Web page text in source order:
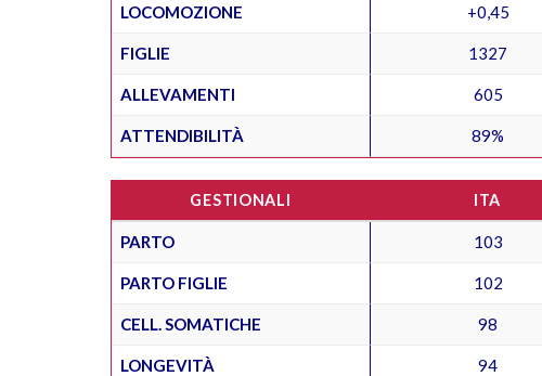
LOCOMOZIONE +0,45
FIGLIE 1327
ALLEVAMENTI 605
ATTENDIBILITÀ 89%
GESTIONALI ITA
PARTO 103
PARTO FIGLIE 102
CELL. SOMATICHE 98
LONGEVITÀ 94